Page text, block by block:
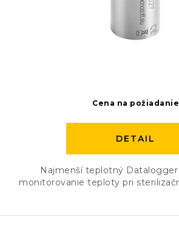
Cena na požiadanie
DETAIL
Najmenší teplotný Datalogger
monitorovanie teploty pri